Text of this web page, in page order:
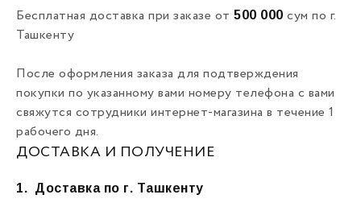
Бесплатная доставка при заказе от 500 000 сум по г.
Ташкенту
После оформления заказа для подтверждения
покупки по указанному вами номеру телефона с вами
свяжутся сотрудники интернет-магазина в течение 1
рабочего дня.
ДОСТАВКА И ПОЛУЧЕНИЕ
1. Доставка по г. Ташкенту